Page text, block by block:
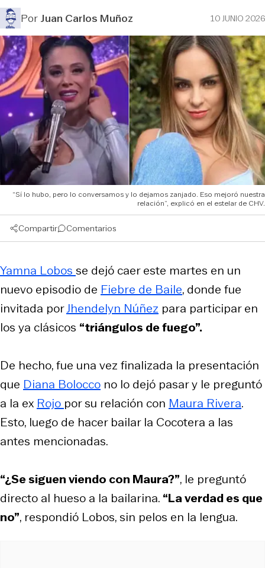
PorJuan Carlos Muñoz 10 JUNIO 2026
“Sí lo hubo, pero lo conversamos y lo dejamos zanjado. Eso mejoró nuestra
relación”, explicó en el estelar de CHV.
Compartir Comentarios
Yamna Lobos se dejó caer este martes en un
nuevo episodio de Fiebre de Baile, donde fue
invitada porJhendelyn Núñez para participar en
los ya clásicos “triángulos de fuego”.
De hecho, fue una vez finalizada la presentación
que Diana Bolocco no lo dejó pasar y le preguntó
a la ex Rojo por su relación con Maura Rivera.
Esto, luego de hacer bailar la Cocotera a las
antes mencionadas.
“¿Se siguen viendo con Maura?”, le preguntó
directo al hueso a la bailarina. “La verdad es que
no”, respondió Lobos, sin pelos en la lengua.